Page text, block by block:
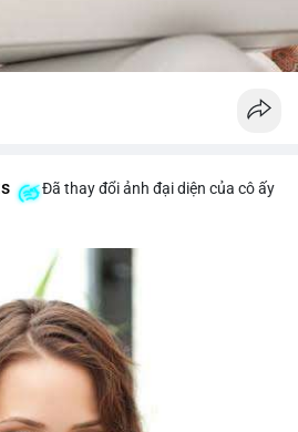
Đã thay đổi ảnh đại diện của cô ấy